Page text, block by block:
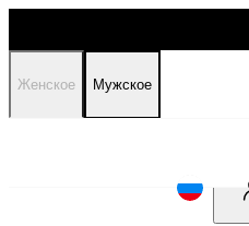
Женское Мужское